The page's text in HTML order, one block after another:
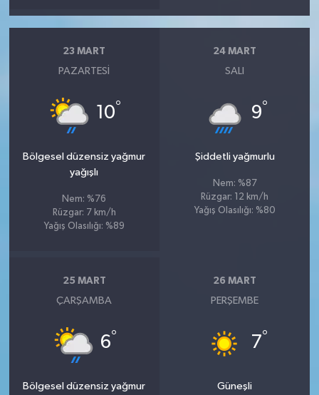
23 MART
PAZARTESI
10°
Bölgesel düzensiz yağmur
yağışlı
Nem: %76
Rüzgar: 7 km/h
Yağış Olasılığı: %89
24 MART
SALI
9°
Şiddetli yağmurlu
Nem: %87
Rüzgar: 12 km/h
Yağış Olasılığı: %80
25 MART
ÇARŞAMBA
6°
Bölgesel düzensiz yağmur
26 MART
PERŞEMBE
7°
Güneşli